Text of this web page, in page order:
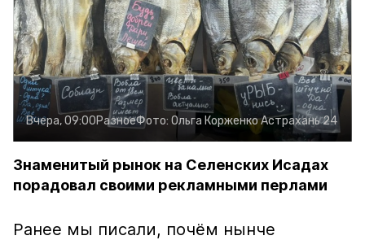
Вчера, 09:00РазноеФото: Ольга КорженкоАстрахань 24
Знаменитый рынок на Селенских Исадах
порадовал своими рекламными перлами
Ранее мы писали, почём нынче